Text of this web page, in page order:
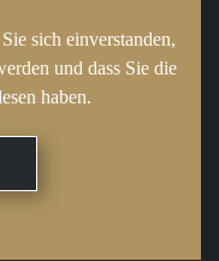
sich einverstanden,
und dass Sie die
haben.